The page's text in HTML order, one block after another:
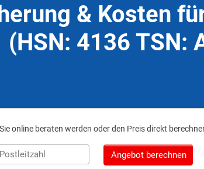
& Kosten
(HSN: 4136 TSN:
online beraten werden oder den Preis direkt
Angebot berechnen